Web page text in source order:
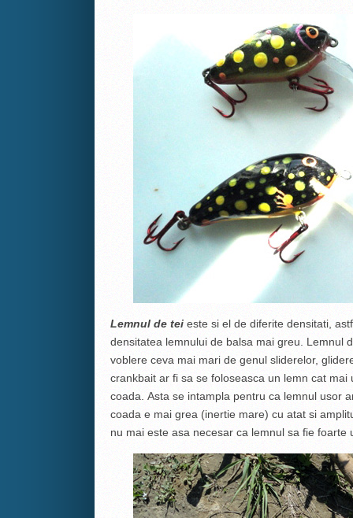
Lemnul de teieste si el de diferite densitati,
densitatea lemnului de balsa mai greu. Lemnul
voblere ceva mai mari de genul sliderelor,
crankbait ar fi sa se foloseasca un lemn cat
coada. Asta se intampla pentru ca lemnul usor
coada e mai grea (inertie mare) cu atat si
nu mai este asa necesar ca lemnul sa fie foarte